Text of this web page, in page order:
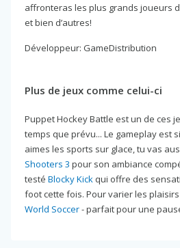
affronteras les plus grands joueurs
et bien d’autres!
Développeur: GameDistribution
Plus de jeux comme celui-ci
Puppet Hockey Battle est un de ces
temps que prévu... Le gameplay est
aimes les sports sur glace, tu vas
Shooters 3 pour son ambiance
testé Blocky Kick qui offre des
foot cette fois. Pour varier les
World Soccer- parfait pour une